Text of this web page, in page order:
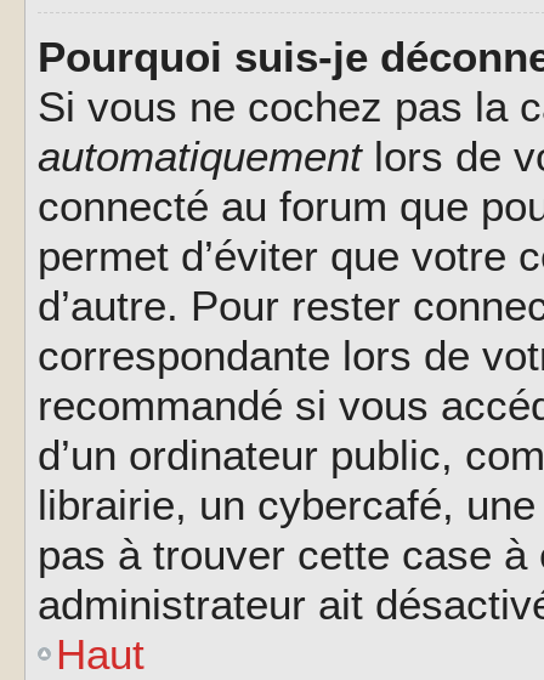
Pourquoi suis-je
Si vous ne cochez pas la
automatiquementlors de
connecté au forum que
permet d’éviter que votre
d’autre. Pour rester
correspondante lors de
recommandé si vous
d’un ordinateur public,
librairie, un cybercafé,
pas à trouver cette case à
administrateur ait
Haut